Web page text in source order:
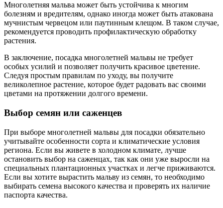
Многолетняя мальва может быть устойчива к многим
болезням и вредителям, однако иногда может быть атакована
мучнистым червецом или паутинным клещом. В таком случае,
рекомендуется проводить профилактическую обработку
растения.
В заключение, посадка многолетней мальвы не требует
особых усилий и позволяет получить красивое цветение.
Следуя простым правилам по уходу, вы получите
великолепное растение, которое будет радовать вас своими
цветами на протяжении долгого времени.
Выбор семян или саженцев
При выборе многолетней мальвы для посадки обязательно
учитывайте особенности сорта и климатические условия
региона. Если вы живете в холодном климате, лучше
остановить выбор на саженцах, так как они уже выросли на
специальных плантационных участках и легче приживаются.
Если вы хотите вырастить мальву из семян, то необходимо
выбирать семена высокого качества и проверять их наличие
паспорта качества.